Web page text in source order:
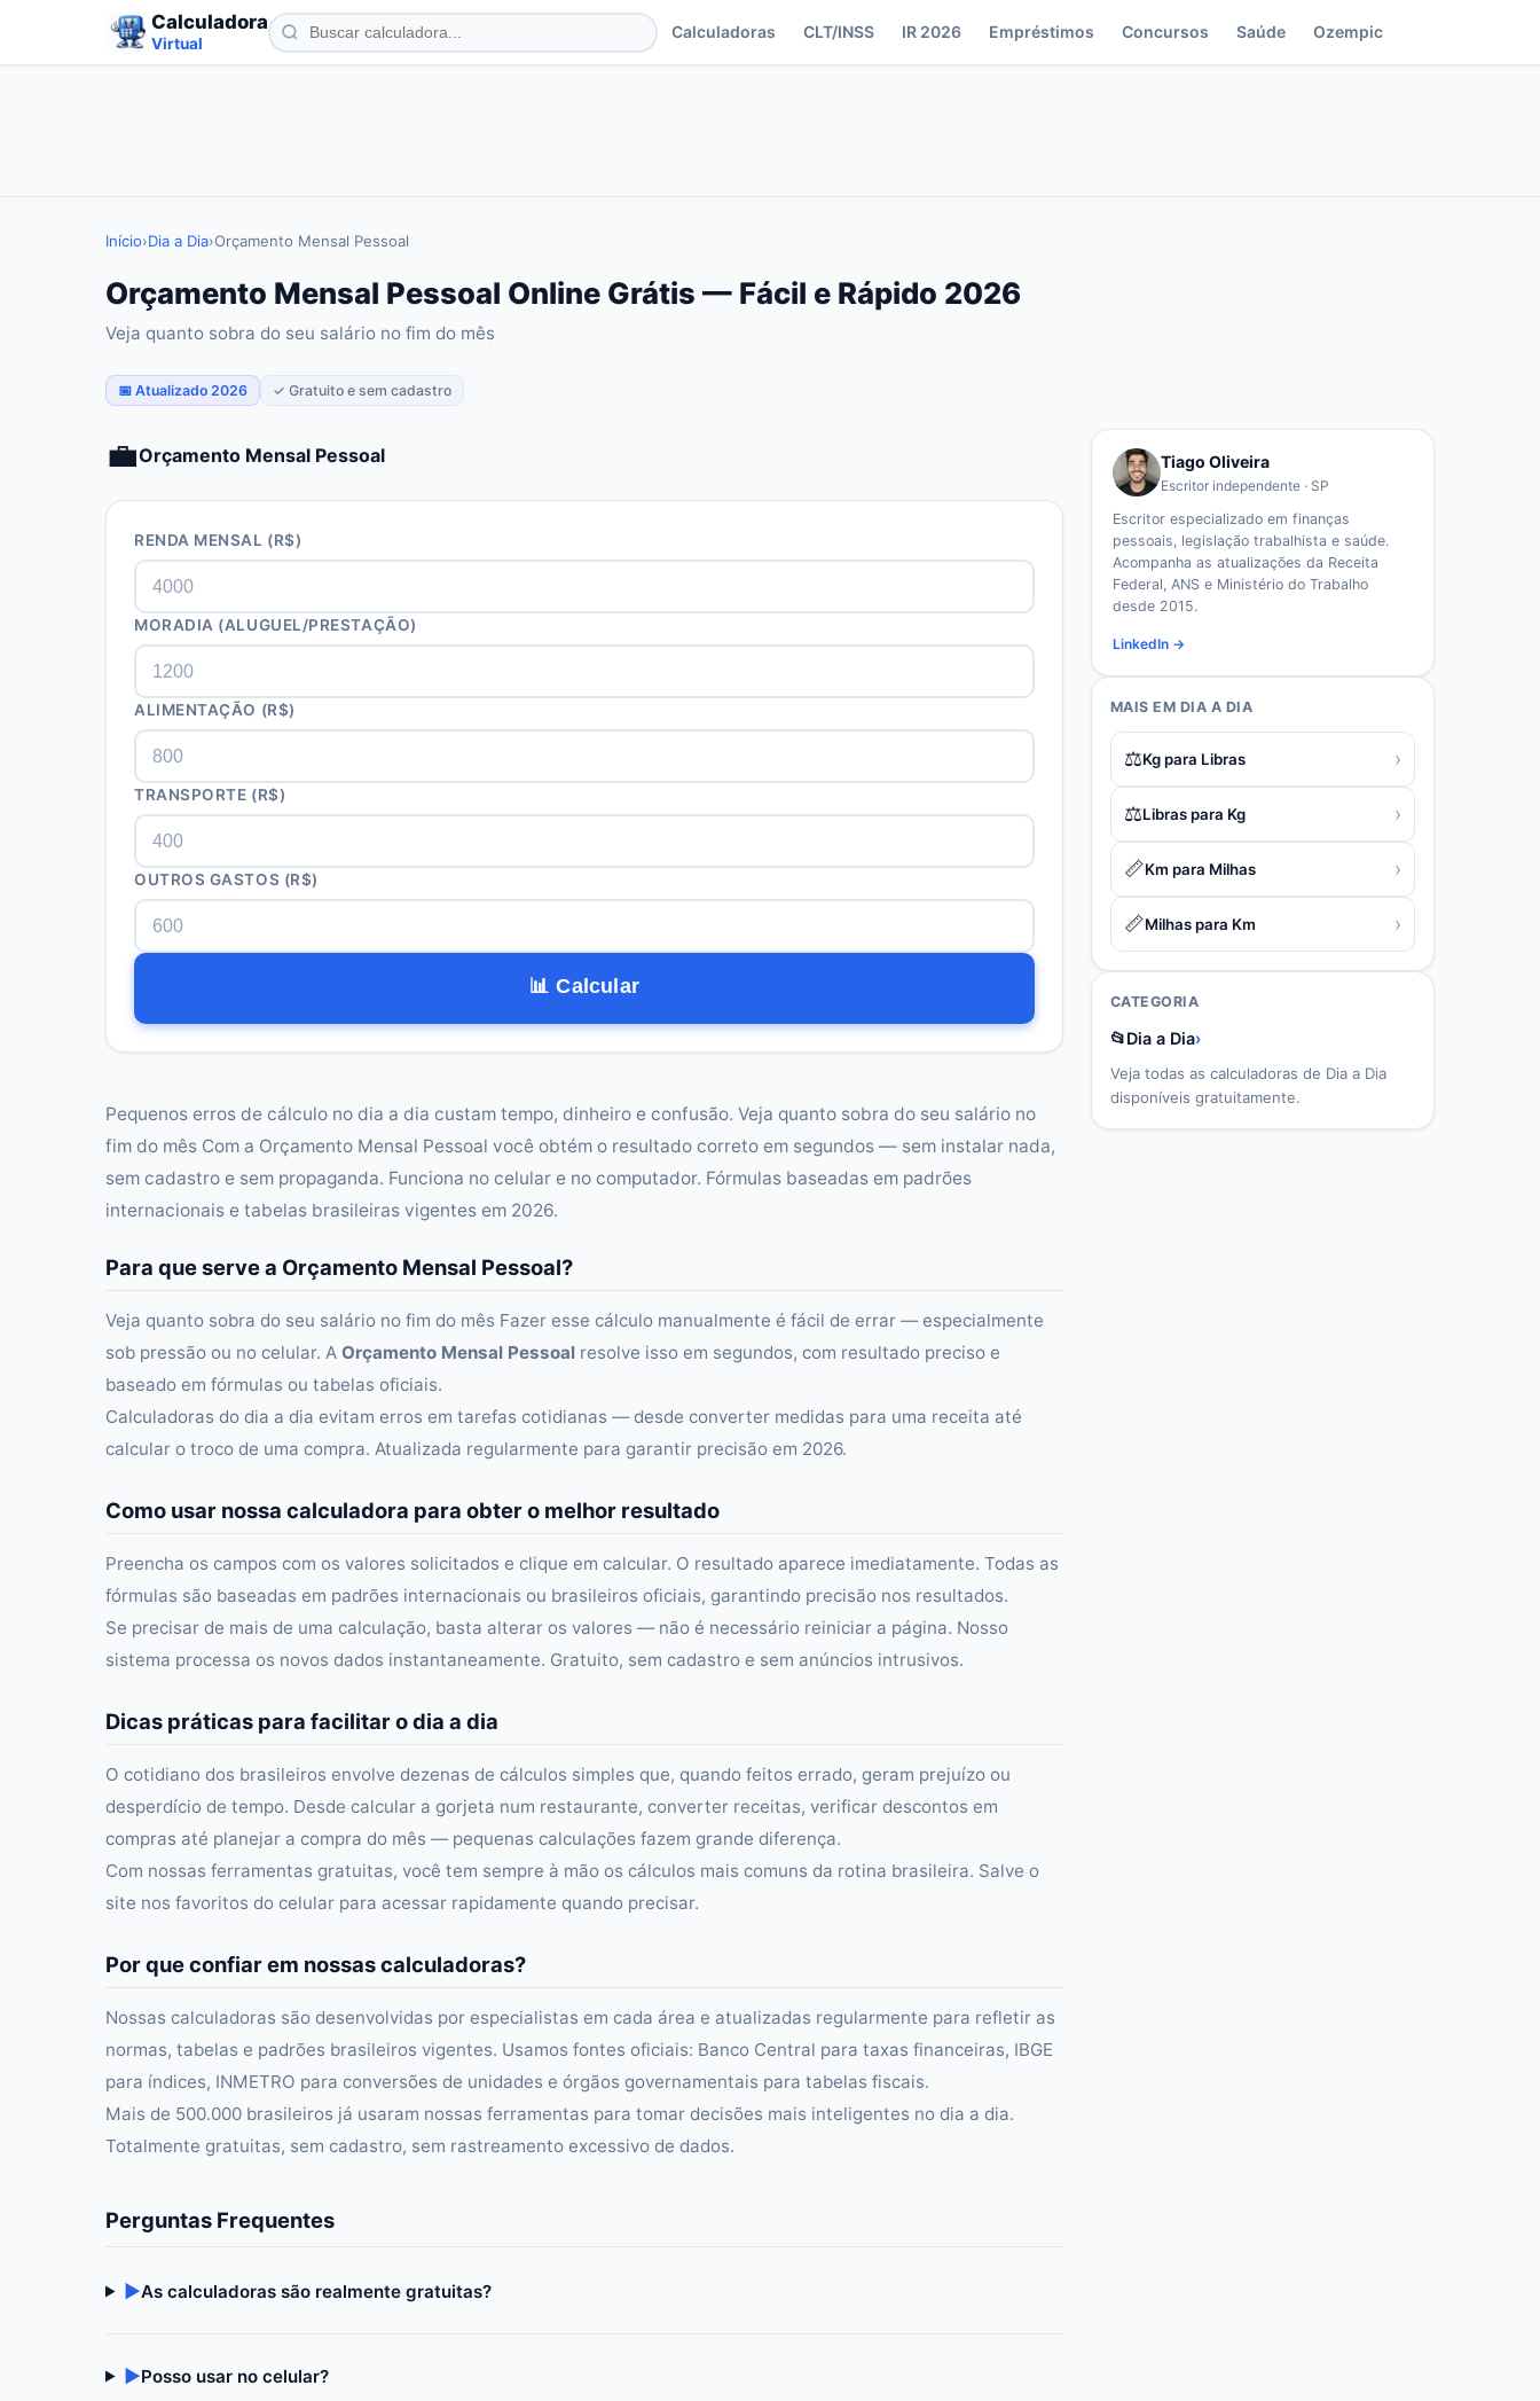
Calculadora
Virtual
Calculadoras CLT/INSS IR 2026 Empréstimos Concursos Saúde Ozempic
Início›Dia a Dia›Orçamento Mensal Pessoal
Orçamento Mensal Pessoal Online Grátis — Fácil e Rápido 2026
Veja quanto sobra do seu salário no fim do mês
📅 Atualizado 2026 ✓ Gratuito e sem cadastro
💼Orçamento Mensal Pessoal
RENDA MENSAL (R$)
MORADIA (ALUGUEL/PRESTAÇÃO)
ALIMENTAÇÃO (R$)
TRANSPORTE (R$)
OUTROS GASTOS (R$)
📊 Calcular
Pequenos erros de cálculo no dia a dia custam tempo, dinheiro e confusão. Veja quanto sobra do seu salário no
fim do mês Com a Orçamento Mensal Pessoal você obtém o resultado correto em segundos — sem instalar nada,
sem cadastro e sem propaganda. Funciona no celular e no computador. Fórmulas baseadas em padrões
internacionais e tabelas brasileiras vigentes em 2026.
Para que serve a Orçamento Mensal Pessoal?
Veja quanto sobra do seu salário no fim do mês Fazer esse cálculo manualmente é fácil de errar — especialmente
sob pressão ou no celular. A Orçamento Mensal Pessoal resolve isso em segundos, com resultado preciso e
baseado em fórmulas ou tabelas oficiais.
Calculadoras do dia a dia evitam erros em tarefas cotidianas — desde converter medidas para uma receita até
calcular o troco de uma compra. Atualizada regularmente para garantir precisão em 2026.
Como usar nossa calculadora para obter o melhor resultado
Preencha os campos com os valores solicitados e clique em calcular. O resultado aparece imediatamente. Todas as
fórmulas são baseadas em padrões internacionais ou brasileiros oficiais, garantindo precisão nos resultados.
Se precisar de mais de uma calculação, basta alterar os valores — não é necessário reiniciar a página. Nosso
sistema processa os novos dados instantaneamente. Gratuito, sem cadastro e sem anúncios intrusivos.
Dicas práticas para facilitar o dia a dia
O cotidiano dos brasileiros envolve dezenas de cálculos simples que, quando feitos errado, geram prejuízo ou
desperdício de tempo. Desde calcular a gorjeta num restaurante, converter receitas, verificar descontos em
compras até planejar a compra do mês — pequenas calculações fazem grande diferença.
Com nossas ferramentas gratuitas, você tem sempre à mão os cálculos mais comuns da rotina brasileira. Salve o
site nos favoritos do celular para acessar rapidamente quando precisar.
Por que confiar em nossas calculadoras?
Nossas calculadoras são desenvolvidas por especialistas em cada área e atualizadas regularmente para refletir as
normas, tabelas e padrões brasileiros vigentes. Usamos fontes oficiais: Banco Central para taxas financeiras, IBGE
para índices, INMETRO para conversões de unidades e órgãos governamentais para tabelas fiscais.
Mais de 500.000 brasileiros já usaram nossas ferramentas para tomar decisões mais inteligentes no dia a dia.
Totalmente gratuitas, sem cadastro, sem rastreamento excessivo de dados.
Perguntas Frequentes
▶As calculadoras são realmente gratuitas?
▶Posso usar no celular?
Tiago Oliveira
Escritor independente · SP
Escritor especializado em finanças
pessoais, legislação trabalhista e saúde.
Acompanha as atualizações da Receita
Federal, ANS e Ministério do Trabalho
desde 2015.
LinkedIn →
MAIS EM DIA A DIA
⚖️Kg para Libras ›
⚖️Libras para Kg ›
📏Km para Milhas ›
📏Milhas para Km ›
CATEGORIA
📂Dia a Dia›
Veja todas as calculadoras de Dia a Dia
disponíveis gratuitamente.